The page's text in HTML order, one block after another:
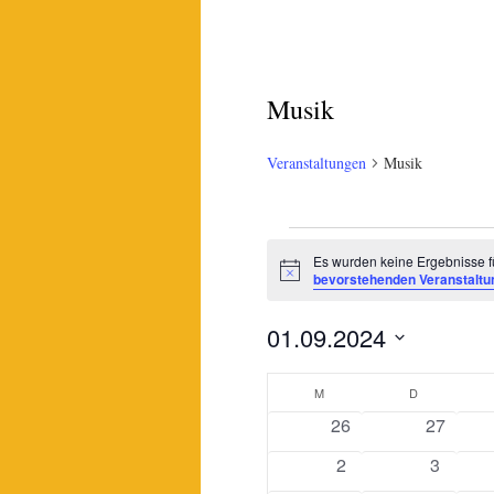
Musik
Veranstaltungen Musik
Hinweis
Es wurden keine Ergebnisse
bevorstehenden
01.09.2024
Kalender
Veranstaltungen
M DDIENSTAG
0
Veranstaltungen
26
0
27
0
2
0
3